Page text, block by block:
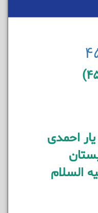
احمدی
السلام